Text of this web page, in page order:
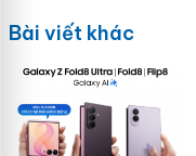
Bài viết khác